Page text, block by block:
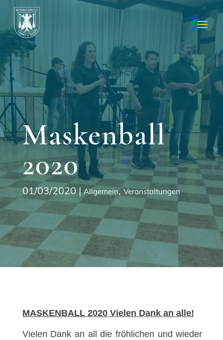
Maskenball
2020
01/03/2020|Allgemein,Veranstaltungen
MASKENBALL 2020 Vielen Dank an alle!
Vielen Dank an all die fröhlichen und wieder